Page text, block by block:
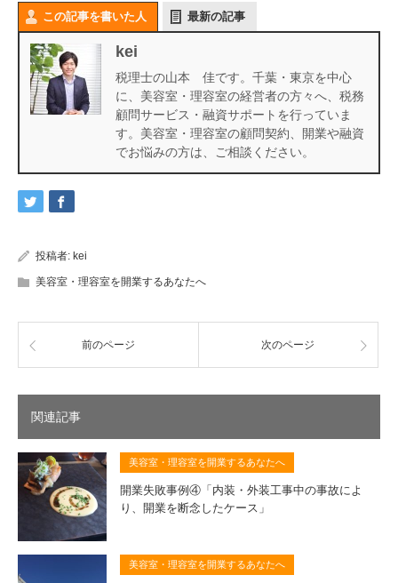
この記事を書いた人 最新の記事
kei
税理士の山本 佳です。千葉・東京を中心
に、美容室・理容室の経営者の方々へ、税務
顧問サービス・融資サポートを行っていま
す。美容室・理容室の顧問契約、開業や融資
でお悩みの方は、ご相談ください。
投稿者: kei
美容室・理容室を開業するあなたへ
前のページ 次のページ
関連記事
美容室・理容室を開業するあなたへ
開業失敗事例④「内装・外装工事中の事故によ
り、開業を断念したケース」
美容室・理容室を開業するあなたへ